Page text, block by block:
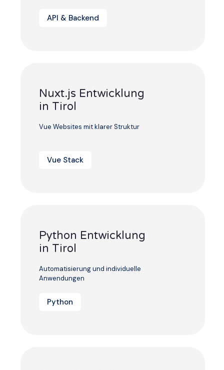
API & Backend
Nuxt.js Entwicklung
in Tirol
Vue Websites mit klarer Struktur
Vue Stack
Python Entwicklung
in Tirol
Automatisierung und individuelle
Anwendungen
Python